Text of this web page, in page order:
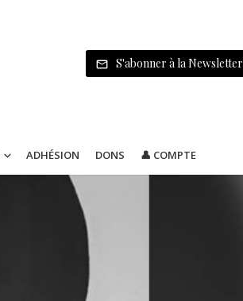
S'abonner à la Newsletter
ADHÉSION DONS 👤 COMPTE